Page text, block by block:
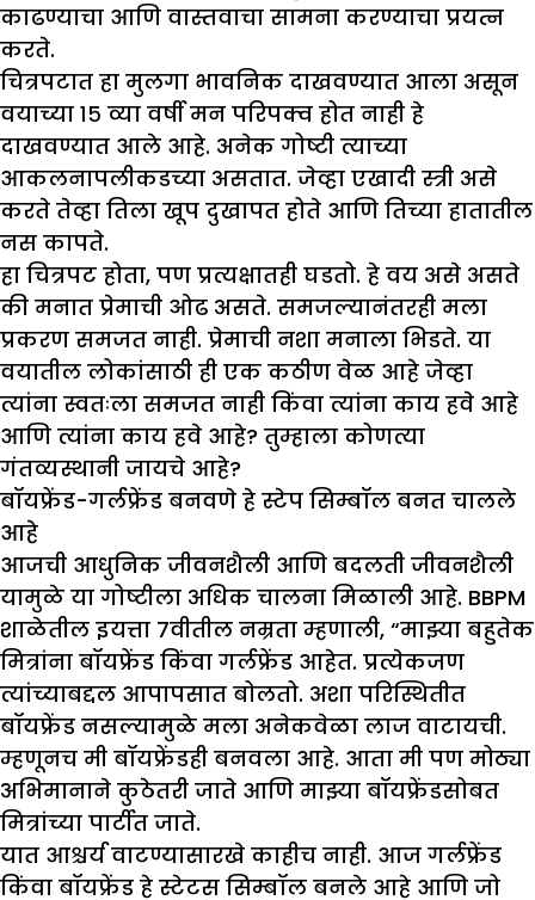
काढण्याचा आणि वास्तवाचा सामना करण्याचा प्रयत्न
करते.
चित्रपटात हा मुलगा भावनिक दाखवण्यात आला असून
वयाच्या १५ व्या वर्षी मन परिपक्व होत नाही हे
दाखवण्यात आले आहे. अनेक गोष्टी त्याच्या
आकलनापलीकडच्या असतात. जेव्हा एखादी स्त्री असे
करते तेव्हा तिला खूप दुखापत होते आणि तिच्या हातातील
नस कापते.
हा चित्रपट होता, पण प्रत्यक्षातही घडतो. हे वय असे असते
की मनात प्रेमाची ओढ असते. समजल्यानंतरही मला
प्रकरण समजत नाही. प्रेमाची नशा मनाला भिडते. या
वयातील लोकांसाठी ही एक कठीण वेळ आहे जेव्हा
त्यांना स्वतःला समजत नाही किंवा त्यांना काय हवे आहे
आणि त्यांना काय हवे आहे? तुम्हाला कोणत्या
गंतव्यस्थानी जायचे आहे?
बॉयफ्रेंड-गर्लफ्रेंड बनवणे हे स्टेप सिम्बॉल बनत चालले
आहे
आजची आधुनिक जीवनशैली आणि बदलती जीवनशैली
यामुळे या गोष्टीला अधिक चालना मिळाली आहे. BBPM
शाळेतील इयत्ता 7वीतील नम्रता म्हणाली, “माझ्या बहुतेक
मित्रांना बॉयफ्रेंड किंवा गर्लफ्रेंड आहेत. प्रत्येकजण
त्यांच्याबद्दल आपापसात बोलतो. अशा परिस्थितीत
बॉयफ्रेंड नसल्यामुळे मला अनेकवेळा लाज वाटायची.
म्हणूनच मी बॉयफ्रेंडही बनवला आहे. आता मी पण मोठ्या
अभिमानाने कुठेतरी जाते आणि माझ्या बॉयफ्रेंडसोबत
मित्रांच्या पार्टीत जाते.
यात आश्चर्य वाटण्यासारखे काहीच नाही. आज गर्लफ्रेंड
किंवा बॉयफ्रेंड हे स्टेटस सिम्बॉल बनले आहे आणि जो